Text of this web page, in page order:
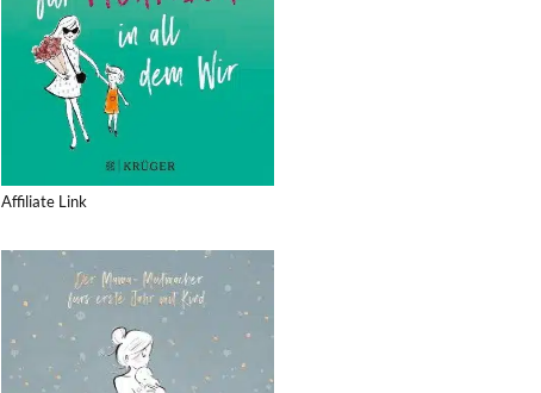
Affiliate Link